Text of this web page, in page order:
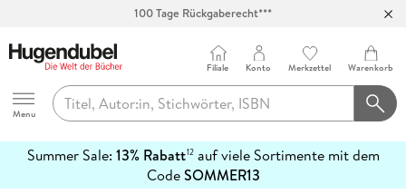
100 Tage Rückgaberecht***
Hugendubel
Menu
Filiale Konto Merkzettel Warenkorb
Summer Sale: 13% Rabatt12auf viele Sortimente mit dem
CodeSOMMER13